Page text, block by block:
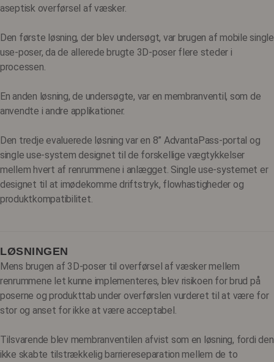
aseptisk overførsel af væsker.
Den første løsning, der blev undersøgt, var brugen af ​​mobile single
use-poser, da de allerede brugte 3D-poser flere steder i
processen.
En anden løsning, de undersøgte, var en membranventil, som de
anvendte i andre applikationer.
Den tredje evaluerede løsning var en 8” AdvantaPass-portal og
single use-system designet til de forskellige vægtykkelser
mellem hvert af renrummene i anlægget. Single use-systemet er
designet til at imødekomme driftstryk, flowhastigheder og
produktkompatibilitet.
LØSNINGEN
Mens brugen af ​​3D-poser til overførsel af væsker mellem
renrummene let kunne implementeres, blev risikoen for brud på
poserne og produkttab under overførslen vurderet til at være for
stor og anset for ikke at være acceptabel.
Tilsvarende blev membranventilen afvist som en løsning, fordi den
ikke skabte tilstrækkelig barriereseparation mellem de to